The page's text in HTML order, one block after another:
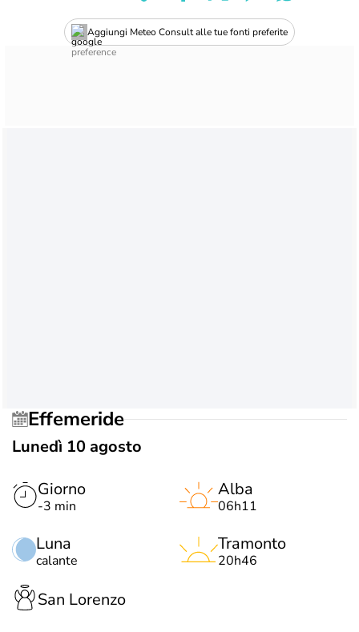
Aggiungi Meteo Consult alle tue fonti preferite
Effemeride
Lunedì 10 agosto
Giorno
-3 min
Luna
calante
Alba
06h11
Tramonto
20h46
San Lorenzo